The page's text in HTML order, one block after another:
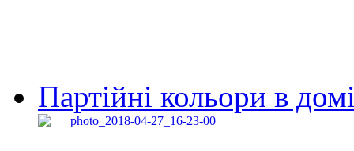
Партійні кольори в